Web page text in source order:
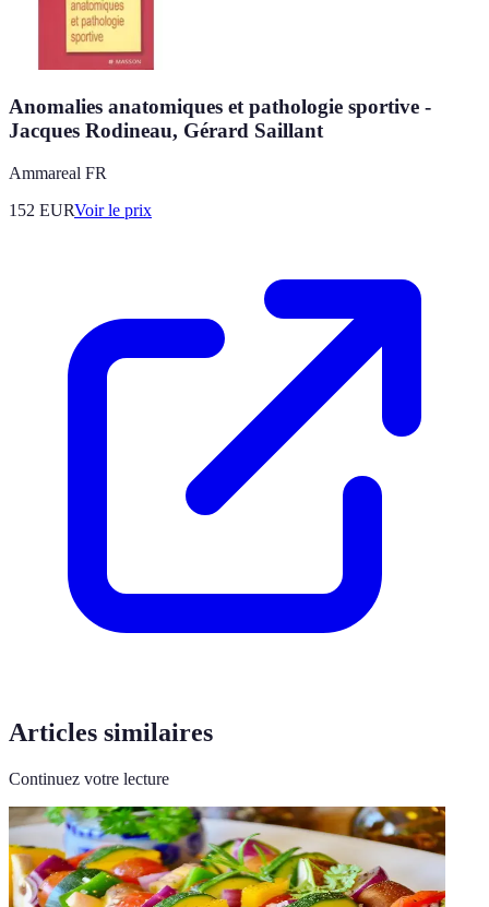
Anomalies anatomiques et pathologie sportive -
Jacques Rodineau, Gérard Saillant
Ammareal FR
152 EURVoir le prix
Articles similaires
Continuez votre lecture